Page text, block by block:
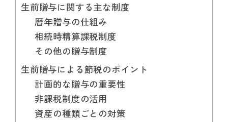
生前贈与に関する主な制度
暦年贈与の仕組み
相続時精算課税制度
その他の贈与制度
生前贈与による節税のポイント
計画的な贈与の重要性
非課税制度の活用
資産の種類ごとの対策